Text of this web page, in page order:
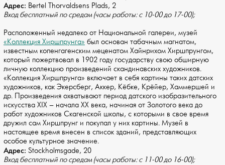
Адрес: Bertel Thorvaldsens Plads, 2
Вход бесплатный по средам (часы работы: с 10-00 до 17-00);
Расположенный недалеко от Национальной галереи, музей
«Коллекция Хиршпрунга» был основан табачным магнатом,
известным копенгагенским меценатом Хайнрихом Хиршпрунгом,
который пожертвовал в 1902 году государству свою обширную
личную коллекцию произведений скандинавских художников.
«Коллекция Хиршпрунга» включает в себя картины таких датских
художников, как Экерсберг, Аккер, Кёбке, Крёйер, Хаммершей и
др. Произведения охватывают период датского изобразительного
искусства XIX – начала XX века, начиная от Золотого века до
работ художников Скагенской школы, с которыми в свое время
дружил сам Хиршпрунг и покупал у них картины. Музей в
настоящее время внесен в список зданий, представляющих
особое культурное значение.
Адрес: Stockholmsgade, 20
Вход бесплатный по средам (часы работы: с 11-00 до 16-00);